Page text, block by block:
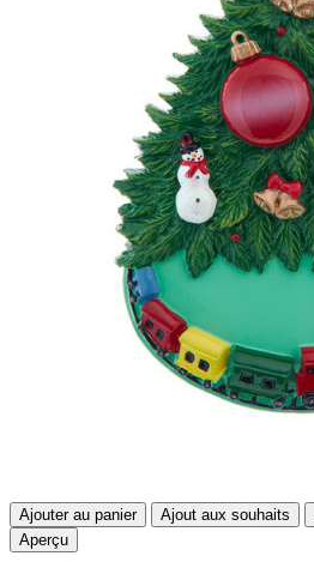
Ajouter au panier Ajout aux souhaits
Aperçu